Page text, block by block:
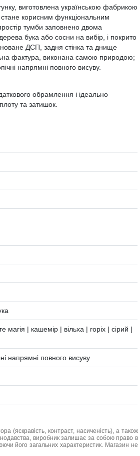
виготовлена українською фабрикою
стане корисним функціональним
тумби заповнено двома
бука або сосни на вибір, і покрито
ДСП, задня стінка та днище
фактура, виконана самою природою;
напрямні повного висуву.
обрамлення і ідеально
та затишок.
магія | кашемір | вільха | горіх | сірий |
напрямні повного висуву
(яскравість, контраст, насиченість), а також
виробник залишає за собою право в
його загальних характеристик. Магазин не